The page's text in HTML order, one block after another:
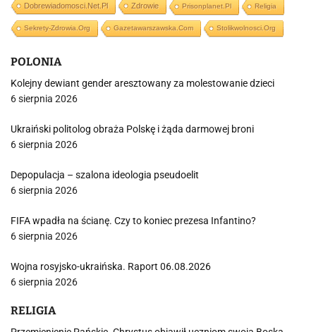
Dobrewiadomosci.net.pl Zdrowie Prisonplanet.pl Religia
Sekrety-Zdrowia.org Gazetawarszawska.com Stolikwolnosci.org
POLONIA
Kolejny dewiant gender aresztowany za molestowanie dzieci
6 sierpnia 2026
Ukraiński politolog obraża Polskę i żąda darmowej broni
6 sierpnia 2026
Depopulacja – szalona ideologia pseudoelit
6 sierpnia 2026
FIFA wpadła na ścianę. Czy to koniec prezesa Infantino?
6 sierpnia 2026
Wojna rosyjsko-ukraińska. Raport 06.08.2026
6 sierpnia 2026
RELIGIA